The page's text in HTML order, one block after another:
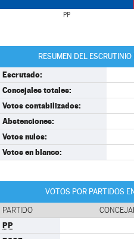
PP
RESUMEN DEL
Escrutado:
Concejales totales:
Votos contabilizados:
Abstenciones:
Votos nulos:
Votos en blanco:
VOTOS POR PARTIDOS
PARTIDO
PP